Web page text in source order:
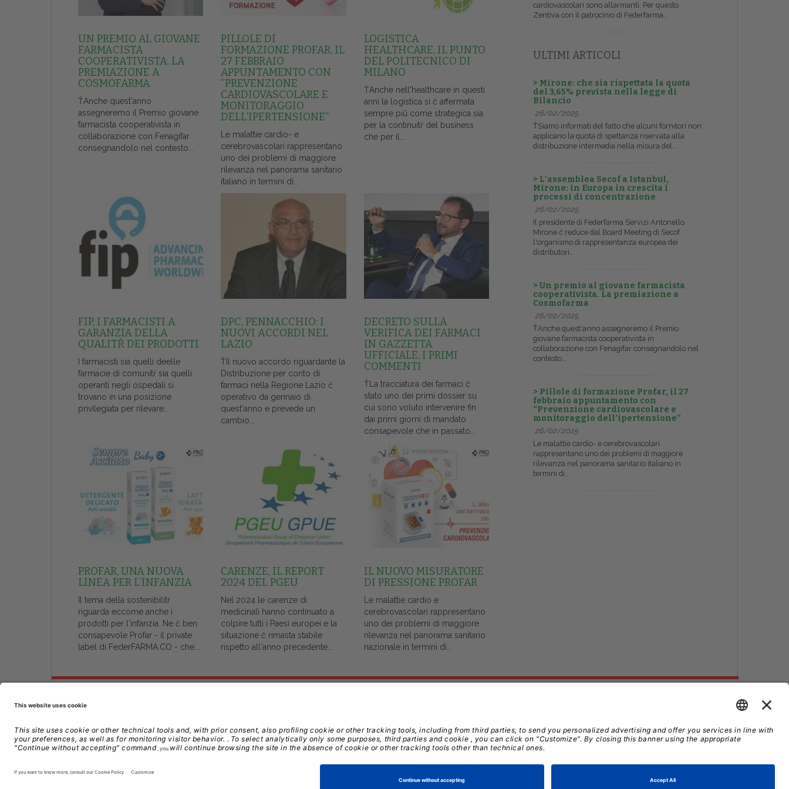
UN PREMIO AL GIOVANE
FARMACISTA
COOPERATIVISTA. LA
PREMIAZIONE A
COSMOFARMA
ŤAnche quest'anno
assegneremo il Premio giovane
farmacista cooperativista in
collaborazione con Fenagifar
consegnandolo nel contesto...
PILLOLE DI
FORMAZIONE PROFAR, IL
27 FEBBRAIO
APPUNTAMENTO CON
“PREVENZIONE
CARDIOVASCOLARE E
MONITORAGGIO
DELL’IPERTENSIONE”
Le malattie cardio- e
cerebrovascolari rappresentano
uno dei problemi di maggiore
rilevanza nel panorama sanitario
italiano in termini di...
LOGISTICA
HEALTHCARE, IL PUNTO
DEL POLITECNICO DI
MILANO
ŤAnche nell'healthcare in questi
anni la logistica si č affermata
sempre piů come strategica sia
per la continuitŕ del business
che per il...
FIP, I FARMACISTI A
GARANZIA DELLA
QUALITŔ DEI PRODOTTI
I farmacisti sia quelli deelle
farmacie di comunitŕ sia quelli
operanti negli ospedali si
trovano in una posizione
privilegiata per rilevare...
DPC, PENNACCHIO: I
NUOVI ACCORDI NEL
LAZIO
ŤIl nuovo accordo riguardante la
Distribuzione per conto di
farmaci nella Regione Lazio č
operativo da gennaio di
quest'anno e prevede un
cambio...
DECRETO SULLA
VERIFICA DEI FARMACI
IN GAZZETTA
UFFICIALE, I PRIMI
COMMENTI
ŤLa tracciatura dei farmaci č
stato uno dei primi dossier su
cui sono voluto intervenire fin
dai primi giorni di mandato
consapevole che in passato...
PROFAR, UNA NUOVA
LINEA PER L’INFANZIA
Il tema della sostenibilitŕ
riguarda eccome anche i
prodotti per l'infanzia. Ne č ben
consapevole Profar - il private
label di FederFARMA.CO - che...
CARENZE, IL REPORT
2024 DEL PGEU
Nel 2024 le carenze di
medicinali hanno continuato a
colpire tutti i Paesi europei e la
situazione č rimasta stabile
rispetto all'anno precedente...
IL NUOVO MISURATORE
DI PRESSIONE PROFAR
Le malattie cardio e
cerebrovascolari rappresentano
uno dei problemi di maggiore
rilevanza nel panorama sanitario
nazionale in termini di...
cardiovascolari sono allarmanti. Per questo
Zentiva con il patrocinio di Federfarma...
ULTIMI ARTICOLI
> Mirone: che sia rispettata la quota
del 3,65% prevista nella legge di
Bilancio
26/02/2025
ŤSiamo informati del fatto che alcuni fornitori non
applicano la quota di spettanza riservata alla
distribuzione intermedia nella misura del...
> L’assemblea Secof a Istanbul,
Mirone: in Europa in crescita i
processi di concentrazione
26/02/2025
Il presidente di Federfarma Servizi Antonello
Mirone č reduce dal Board Meeting di Secof
l'organismo di rappresentanza europea dei
distributori...
> Un premio al giovane farmacista
cooperativista. La premiazione a
Cosmofarma
26/02/2025
ŤAnche quest'anno assegneremo il Premio
giovane farmacista cooperativista in
collaborazione con Fenagifar consegnandolo nel
contesto...
> Pillole di formazione Profar, il 27
febbraio appuntamento con
“Prevenzione cardiovascolare e
monitoraggio dell’ipertensione”
26/02/2025
Le malattie cardio- e cerebrovascolari
rappresentano uno dei problemi di maggiore
rilevanza nel panorama sanitario italiano in
termini di...
Contatti Privacy
Gestione Cookie